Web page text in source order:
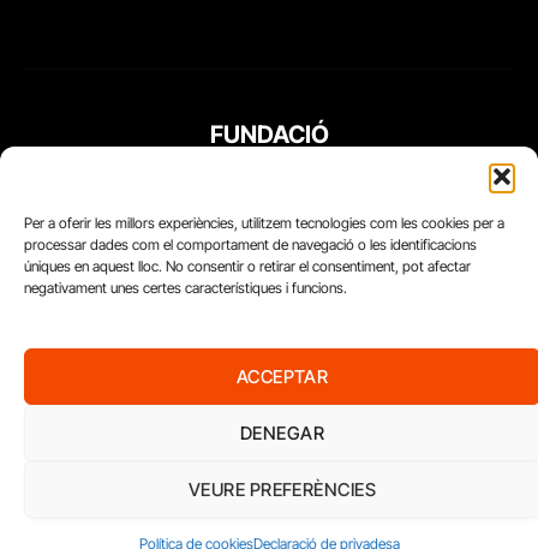
Per a oferir les millors experiències, utilitzem tecnologies com les cookies per a
processar dades com el comportament de navegació o les identificacions
úniques en aquest lloc. No consentir o retirar el consentiment, pot afectar
negativament unes certes característiques i funcions.
ACCEPTAR
DENEGAR
VEURE PREFERÈNCIES
Política de cookiesDeclaració de privadesa
FUNDACIÓ